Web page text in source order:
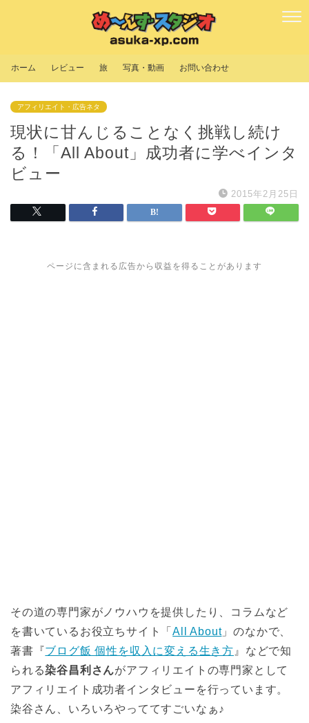
ホーム レビュー 旅 写真・動画 お問い合わせ
アフィリエイト・広告ネタ
現状に甘んじることなく挑戦し続け
る！「All About」成功者に学べインタ
ビュー
2015年2月25日
ページに含まれる広告から収益を得ることがあります
その道の専門家がノウハウを提供したり、コラムなど
を書いているお役立ちサイト「All About」のなかで、
著書『ブログ飯 個性を収入に変える生き方 』などで知
られる染谷昌利さんがアフィリエイトの専門家として
アフィリエイト成功者インタビューを行っています。
染谷さん、いろいろやっててすごいなぁ♪